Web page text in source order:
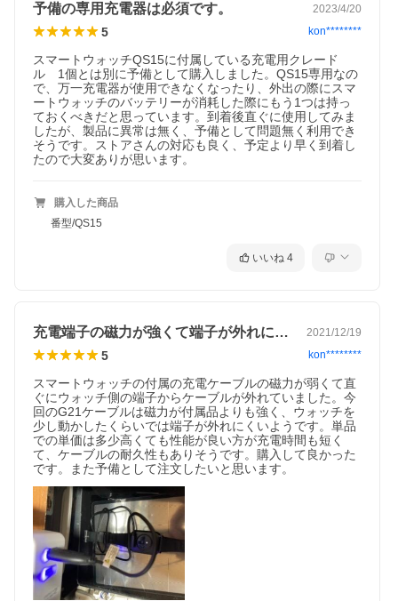
予備の専用充電器は必須です。 2023/4/20
5 kon********
スマートウォッチQS15に付属している充電用クレード
ル　1個とは別に予備として購入しました。QS15専用なの
で、万一充電器が使用できなくなったり、外出の際にスマ
ートウォッチのバッテリーが消耗した際にもう1つは持っ
ておくべきだと思っています。到着後直ぐに使用してみま
したが、製品に異常は無く、予備として問題無く利用でき
そうです。ストアさんの対応も良く、予定より早く到着し
たので大変ありが思います。
購入した商品
番型/QS15
いいね 4
充電端子の磁力が強くて端子が外れにくい 2021/12/19
5 kon********
スマートウォッチの付属の充電ケーブルの磁力が弱くて直
ぐにウォッチ側の端子からケーブルが外れていました。今
回のG21ケーブルは磁力が付属品よりも強く、ウォッチを
少し動かしたくらいでは端子が外れにくいようです。単品
での単価は多少高くても性能が良い方が充電時間も短く
て、ケーブルの耐久性もありそうです。購入して良かった
です。また予備として注文したいと思います。